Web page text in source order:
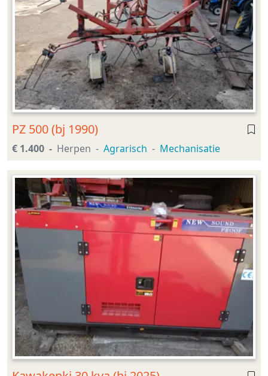
PZ 500 (bj 1990)
€ 1.400 Herpen Agrarisch Mechanisatie